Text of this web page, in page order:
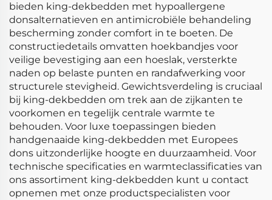
bieden king-dekbedden met hypoallergene
donsalternatieven en antimicrobiële behandeling
bescherming zonder comfort in te boeten. De
constructiedetails omvatten hoekbandjes voor
veilige bevestiging aan een hoeslak, versterkte
naden op belaste punten en randafwerking voor
structurele stevigheid. Gewichtsverdeling is cruciaal
bij king-dekbedden om trek aan de zijkanten te
voorkomen en tegelijk centrale warmte te
behouden. Voor luxe toepassingen bieden
handgenaaide king-dekbedden met Europees
dons uitzonderlijke hoogte en duurzaamheid. Voor
technische specificaties en warmteclassificaties van
ons assortiment king-dekbedden kunt u contact
opnemen met onze productspecialisten voor